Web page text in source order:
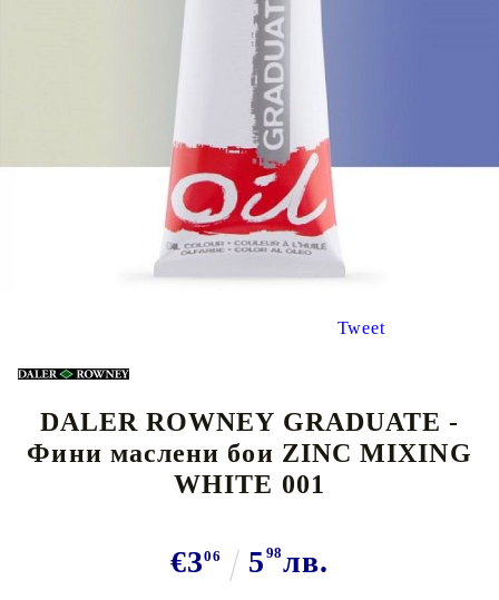
Tweet
DALER ROWNEY GRADUATE -
Фини маслени бои ZINC MIXING
WHITE 001
€306 5 98лв.